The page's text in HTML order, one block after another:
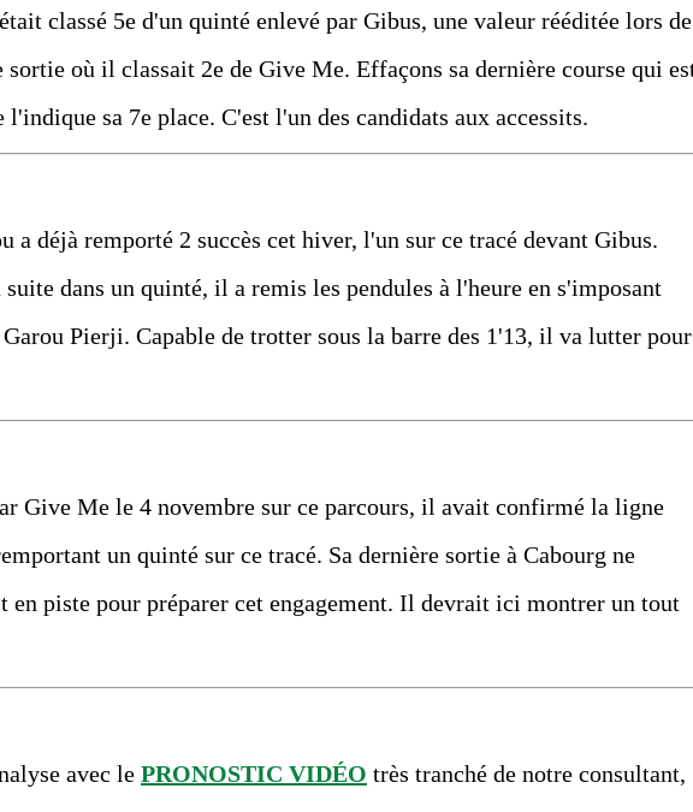
classé 5e d'un quinté enlevé par Gibus, une valeur rééditée lors de
sortie où il classait 2e de Give Me. Effaçons sa dernière course qui
sa 7e place. C'est l'un des candidats aux accessits.
a déjà remporté 2 succès cet hiver, l'un sur ce tracé devant Gibus.
dans un quinté, il a remis les pendules à l'heure en s'imposant
Pierji. Capable de trotter sous la barre des 1'13, il va lutter pour
Give Me le 4 novembre sur ce parcours, il avait confirmé la ligne
un quinté sur ce tracé. Sa dernière sortie à Cabourg ne
en piste pour préparer cet engagement. Il devrait ici montrer un tout
avec le PRONOSTIC VIDÉO très tranché de notre consultant,